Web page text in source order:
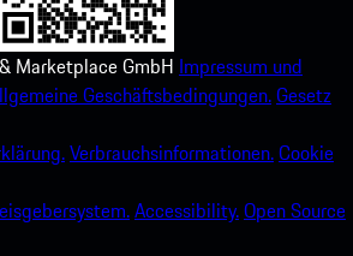
Marketplace GmbH Impressum und
Geschäftsbedingungen.Gesetz
Verbrauchsinformationen.Cookie
Accessibility.Open Source